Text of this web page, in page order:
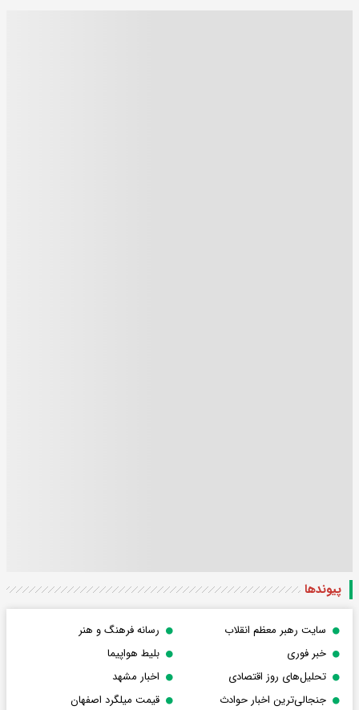
پیوندها
سایت رهبر معظم انقلاب
رسانه فرهنگ و هنر
خبر فوری
بلیط هواپیما
تحلیل‌های روز اقتصادی
اخبار مشهد
جنجالی‌ترین اخبار حوادث
قیمت میلگرد اصفهان